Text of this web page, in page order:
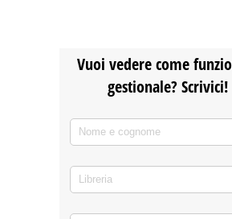
Vuoi vedere come
gestionale? Scrivici!
Nome e cognome
Libreria